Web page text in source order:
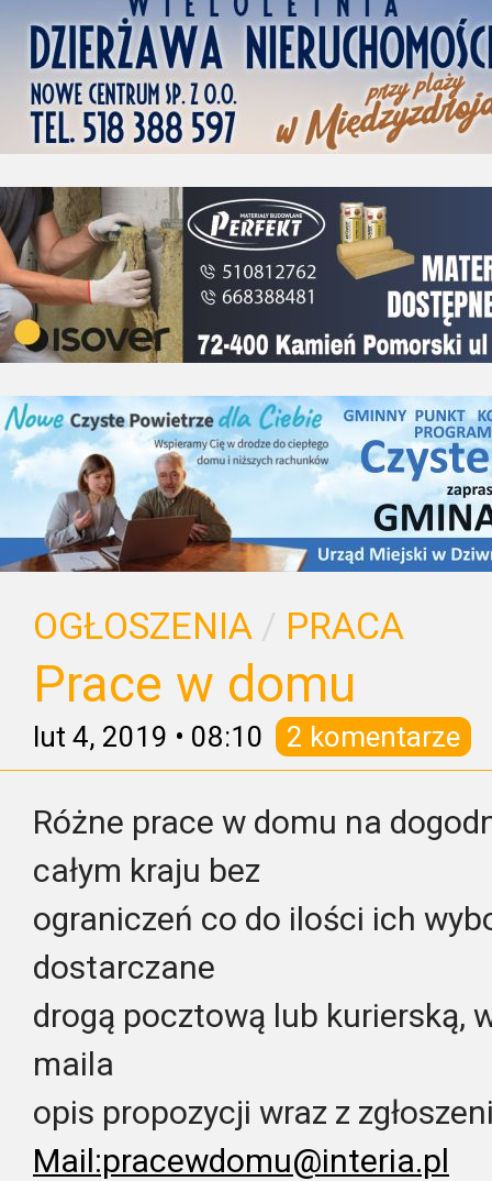
OGŁOSZENIA / PRACA
Prace w domu
lut 4, 2019 • 08:10 2 komentarze
Różne prace w domu na
całym kraju bez
ograniczeń co do ilości ich
dostarczane
drogą pocztową lub kurierską,
maila
opis propozycji wraz z
Mail:pracewdomu@interia.pl